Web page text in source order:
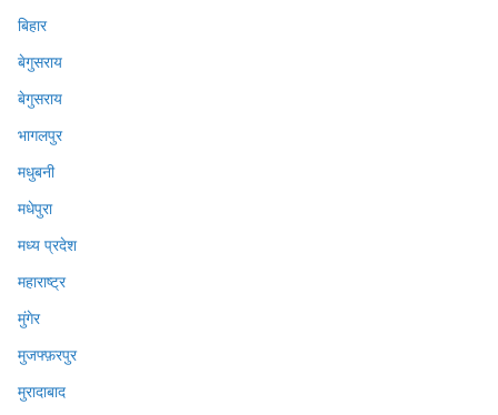
बिहार
बेगुसराय
बेगुसराय
भागलपुर
मधुबनी
मधेपुरा
मध्य प्रदेश
महाराष्ट्र
मुंगेर
मुजफ्फ़रपुर
मुरादाबाद